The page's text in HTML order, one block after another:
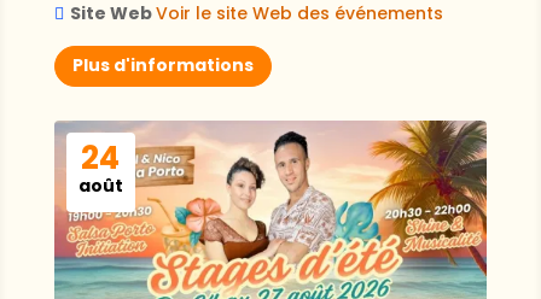
Site WebVoir le site Web des événements
Plus d'informations
24
août